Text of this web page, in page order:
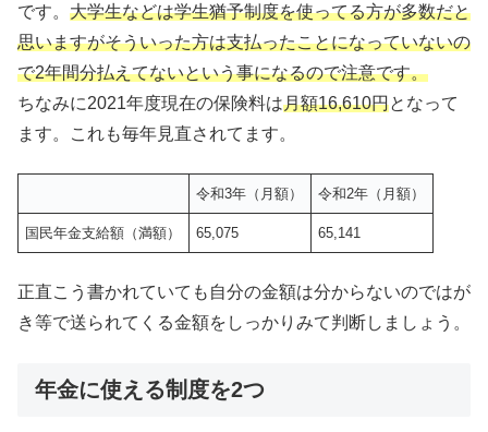
です。 大学生などは学生猶予制度を使ってる方が多数だと
思いますがそういった方は支払ったことになっていないの
で2年間分払えてないという事になるので注意です。
ちなみに2021年度現在の保険料は月額16,610円となって
ます。これも毎年見直されてます。
令和3年（月額） 令和2年（月額）
国民年金支給額（満額） 65,075 65,141
正直こう書かれていても自分の金額は分からないのではが
き等で送られてくる金額をしっかりみて判断しましょう。
年金に使える制度を2つ